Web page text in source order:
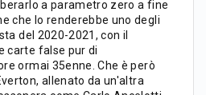
a parametro zero a fine
che lo renderebbe uno degli
del 2020-2021, con il
carte false pur di
ormai 35enne. Che è però
allenato da un'altra